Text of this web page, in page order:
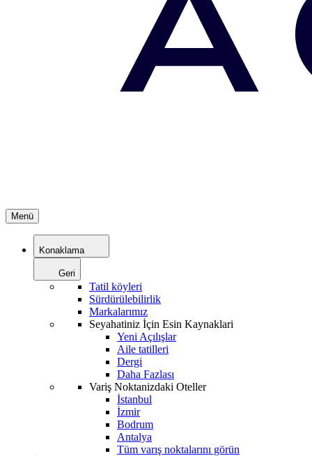
Menü
Konaklama
Geri
Tatil köyleri
Sürdürülebilirlik
Markalarımız
Seyahatiniz İçin Esin Kaynaklari
Yeni Açılışlar
Aile tatilleri
Dergi
Daha Fazlası
Variş Noktanizdaki Oteller
İstanbul
İzmir
Bodrum
Antalya
Tüm varış noktalarını görün